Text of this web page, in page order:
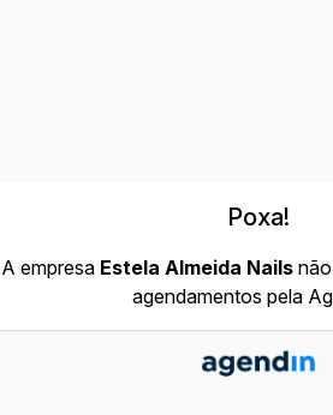
Poxa!
A empresa Estela Almeida Nailsnão
agendamentos pela